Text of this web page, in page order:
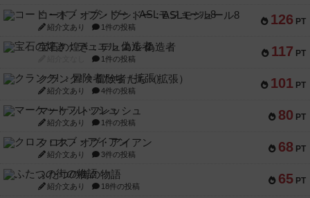
126 PT
コード・オブ・ブシドー：ASLモジュール8
紹介文あり 1件の投稿
117 PT
宝石の煌き：デュエル 偽造者
1件の投稿
101 PT
クランク! ：冒険者たち（拡張）
紹介文あり 4件の投稿
80 PT
マーケットフレッシュ
紹介文あり 1件の投稿
68 PT
クロス・オブ・アイアン
紹介文あり 3件の投稿
65 PT
ふたつの街の物語
紹介文あり 18件の投稿